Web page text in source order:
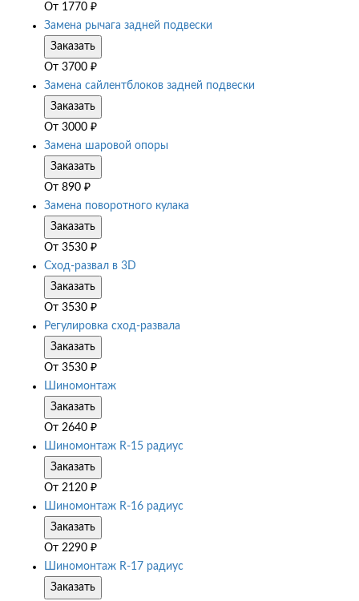
От 1770 ₽
Замена рычага задней подвески
Заказать
От 3700 ₽
Замена сайлентблоков задней подвески
Заказать
От 3000 ₽
Замена шаровой опоры
Заказать
От 890 ₽
Замена поворотного кулака
Заказать
От 3530 ₽
Сход-развал в 3D
Заказать
От 3530 ₽
Регулировка сход-развала
Заказать
От 3530 ₽
Шиномонтаж
Заказать
От 2640 ₽
Шиномонтаж R-15 радиус
Заказать
От 2120 ₽
Шиномонтаж R-16 радиус
Заказать
От 2290 ₽
Шиномонтаж R-17 радиус
Заказать